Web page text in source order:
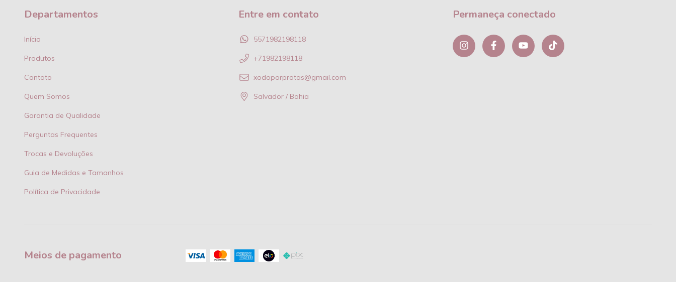
Departamentos
Início
Produtos
Contato
Quem Somos
Garantia de Qualidade
Perguntas Frequentes
Trocas e Devoluções
Guia de Medidas e Tamanhos
Política de Privacidade
Entre em contato
5571982198118
+71982198118
xodoporpratas@gmail.com
Salvador / Bahia
Permaneça conectado
Meios de pagamento